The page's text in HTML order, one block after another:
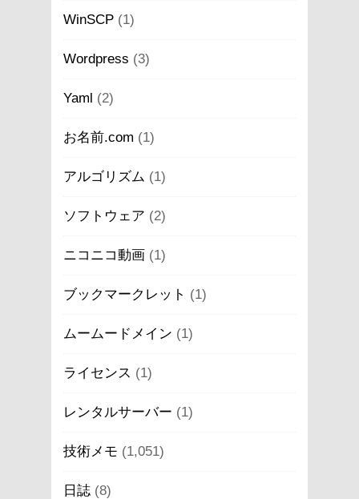
WinSCP (1)
Wordpress (3)
Yaml (2)
お名前.com (1)
アルゴリズム (1)
ソフトウェア (2)
ニコニコ動画 (1)
ブックマークレット (1)
ムームードメイン (1)
ライセンス (1)
レンタルサーバー (1)
技術メモ (1,051)
日誌 (8)